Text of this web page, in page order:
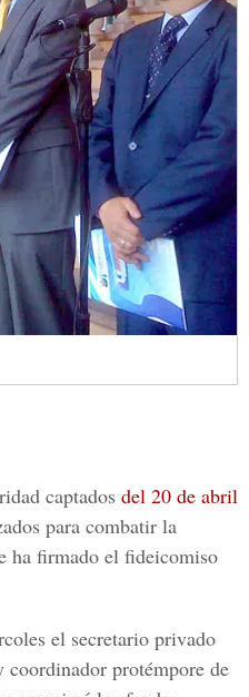
captados del 20 de abril
para combatir la
ha firmado el fideicomiso
el secretario privado
protémpore de